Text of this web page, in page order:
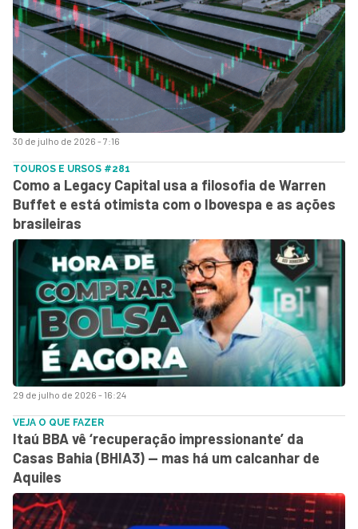
30 de julho de 2026 - 7:16
29 de julho de 2026 - 16:24
TOUROS E URSOS #281
Como a Legacy Capital usa a filosofia de Warren
Buffet e está otimista com o Ibovespa e as ações
brasileiras
VEJA O QUE FAZER
Itaú BBA vê ‘recuperação impressionante’ da
Casas Bahia (BHIA3) — mas há um calcanhar de
Aquiles